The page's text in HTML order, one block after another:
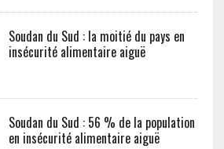
Soudan du Sud : la moitié du pays en
insécurité alimentaire aiguë
Soudan du Sud : 56 % de la population
en insécurité alimentaire aiguë